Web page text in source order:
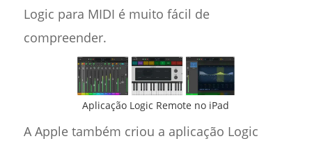
Logic para MIDI é muito fácil de
compreender.
Aplicação Logic Remote no iPad
A Apple também criou a aplicação Logic